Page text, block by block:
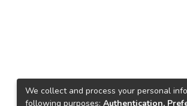
We collect and process your personal
following purposes: Authentication,